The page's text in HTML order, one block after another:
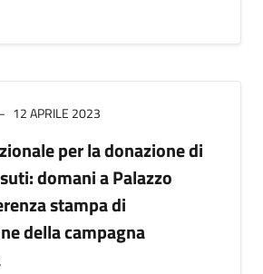
12 APRILE 2023
per la donazione di
domani a Palazzo
stampa di
della campagna